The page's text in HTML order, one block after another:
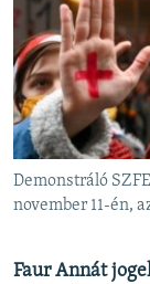
EURÓPAI UNIÓ
VILÁG
A MÚLT
KÖVESSEN MINKET!
Demonstráló
november 11-én,
Faur Annát